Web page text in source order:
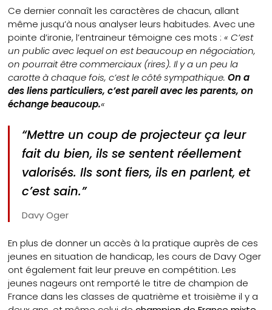
Ce dernier connaît les caractères de chacun, allant
même jusqu’à nous analyser leurs habitudes. Avec une
pointe d’ironie, l’entraineur témoigne ces mots :« C’est
un public avec lequel on est beaucoup en négociation,
on pourrait être commerciaux (rires). Il y a un peu la
carotte à chaque fois, c’est le côté sympathique.On a
des liens particuliers, c’est pareil avec les parents, on
échange beaucoup.«
“Mettre un coup de projecteur ça leur
fait du bien, ils se sentent réellement
valorisés. Ils sont fiers, ils en parlent, et
c’est sain.”
Davy Oger
En plus de donner un accès à la pratique auprès de ces
jeunes en situation de handicap, les cours de Davy Oger
ont également fait leur preuve en compétition. Les
jeunes nageurs ont remporté le titre de champion de
France dans les classes de quatrième et troisième il y a